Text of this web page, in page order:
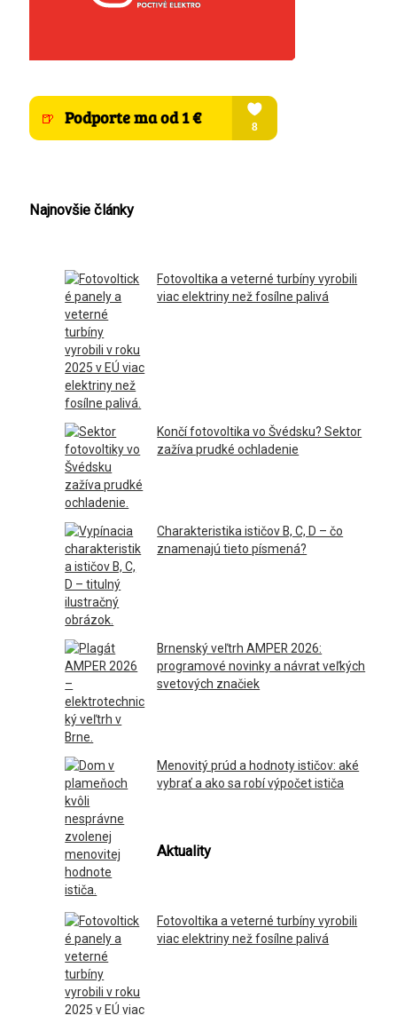
Najnovšie články
Fotovoltika a veterné turbíny vyrobili
viac elektriny než fosílne palivá
Končí fotovoltika vo Švédsku? Sektor
zažíva prudké ochladenie
Charakteristika ističov B, C, D – čo
znamenajú tieto písmená?
Brnenský veľtrh AMPER 2026:
programové novinky a návrat veľkých
svetových značiek
Menovitý prúd a hodnoty ističov: aké
vybrať a ako sa robí výpočet ističa
Aktuality
Fotovoltika a veterné turbíny vyrobili
viac elektriny než fosílne palivá